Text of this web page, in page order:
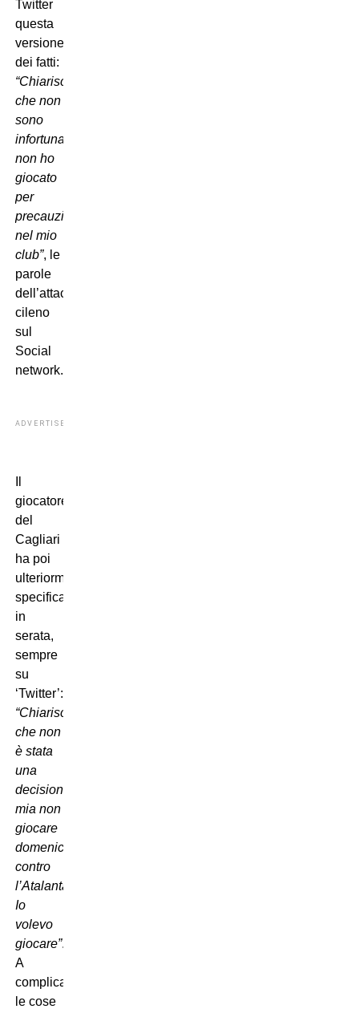
Twitter
questa
versione
dei fatti:
“Chiarisco
che non
sono
infortunato,
non ho
giocato
per
precauzione
nel mio
club”, le
parole
dell’attaccante
cileno
sul
Social
network.
ADVERTISEMENT
giocatore
del
Cagliari
ha poi
ulteriormente
specificato
in
serata,
sempre
su
‘Twitter’:
“Chiarisco
che non
è stata
una
decisione
mia non
giocare
domenica
contro
l’Atalanta!
Io
volevo
giocare”.
A
complicare
le cose